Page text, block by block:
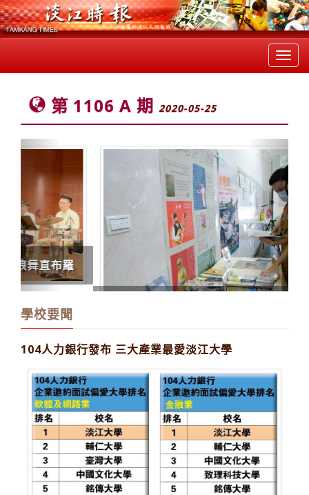
第 1106 A 期 2020-05-25
Previous Next
學校要聞
104人力銀行發布 三大產業最愛淡江大學